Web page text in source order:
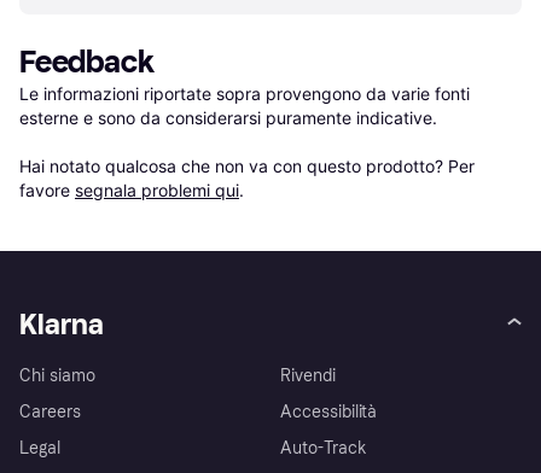
Feedback
Le informazioni riportate sopra provengono da varie fonti
esterne e sono da considerarsi puramente indicative.
Hai notato qualcosa che non va con questo prodotto? Per
favore segnala problemi qui.
Klarna
Chi siamo
Careers
Legal
Rivendi
Accessibilità
Auto-Track